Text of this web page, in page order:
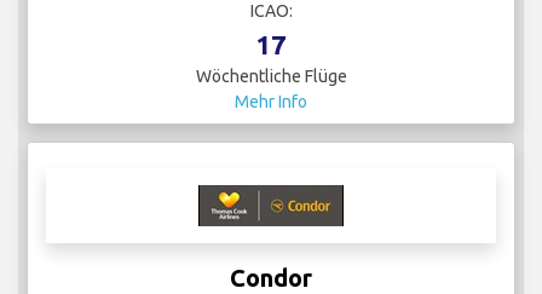
ICAO:
17
Wöchentliche Flüge
Mehr Info
Condor